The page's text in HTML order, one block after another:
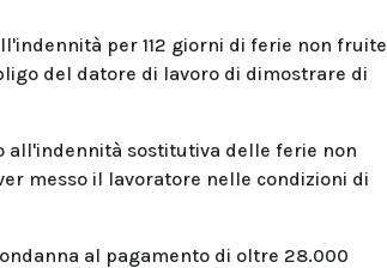
per 112 giorni di ferie non fruite
del datore di lavoro di dimostrare di
all'indennità sostitutiva delle ferie non
messo il lavoratore nelle condizioni di
al pagamento di oltre 28.000